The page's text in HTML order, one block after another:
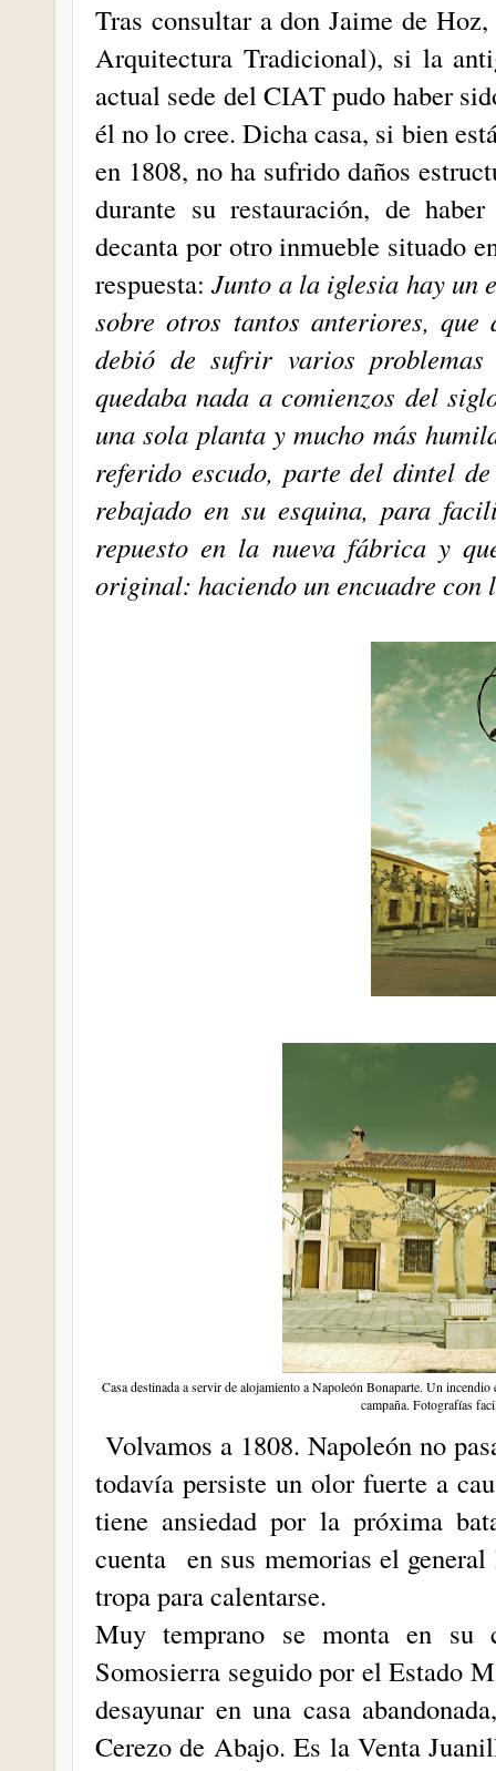
Tras consultar a don Jaime de
Arquitectura Tradicional), si la
actual sede del CIAT pudo haber
él no lo cree. Dicha casa, si bien
en 1808, no ha sufrido daños
durante su restauración, de
decanta por otro inmueble situado
respuesta:Junto a la iglesia hay un
sobre otros tantos anteriores,
debió de sufrir varios
quedaba nada a comienzos del
una sola planta y mucho más
referido escudo, parte del dintel
rebajado en su esquina, para
repuesto en la nueva fábrica y
original: haciendo un encuadre con
Casa destinada a servir de alojamiento a Napoleón Bonaparte. Un
campaña. Fotografías
Volvamos a 1808. Napoleón no
todavía persiste un olor fuerte a
tiene ansiedad por la próxima
cuenta en sus memorias el
tropa para calentarse.
Muy temprano se monta en
Somosierra seguido por el Estado
desayunar en una casa
Cerezo de Abajo. Es la Venta